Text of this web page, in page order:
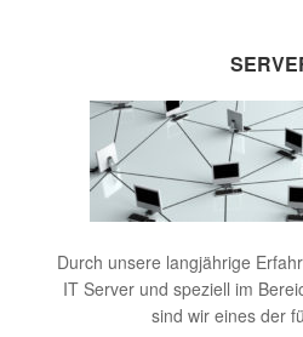
Durch unsere langjährige
IT Server und speziell im
sind wir eines der